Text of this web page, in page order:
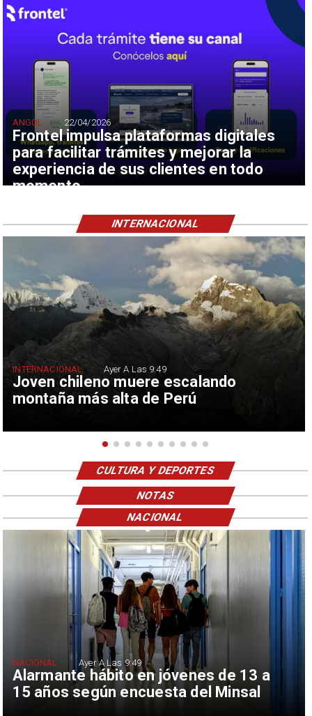
Frontel impulsa plataformas digitales
para facilitar trámites y mejorar la
experiencia de sus clientes en todo
momento
ANGOL 22/04/2026
Joven chileno muere escalando
montaña más alta de Perú
INTERNACIONAL Ayer A Las 9:49
INTERNACIONAL
CULTURA Y DEPORTES
NOTAS
Alarmante hábito en jóvenes de 13 a
15 años según encuesta del Minsal
NACIONAL Ayer A Las 9:49
NACIONAL